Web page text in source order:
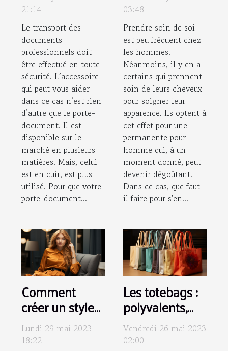
assurer son
entretien ?
21:14
Le transport des
documents
professionnels doit
être effectué en toute
sécurité. L’accessoire
qui peut vous aider
dans ce cas n’est rien
d’autre que le porte-
document. Il est
disponible sur le
marché en plusieurs
matières. Mais, celui
est en cuir, est plus
utilisé. Pour que votre
porte-document...
une
permanente
pour homme ?
03:48
Prendre soin de soi
est peu fréquent chez
les hommes.
Néanmoins, il y en a
certains qui prennent
soin de leurs cheveux
pour soigner leur
apparence. Ils optent à
cet effet pour une
permanente pour
homme qui, à un
moment donné, peut
devenir dégoûtant.
Dans ce cas, que faut-
il faire pour s'en...
Comment
créer un style
unique pour
soi ?
Lundi 29 mai 2023
18:22
Les totebags :
polyvalents,
écologiques,
personnalisés
Vendredi 26 mai 2023
02:00